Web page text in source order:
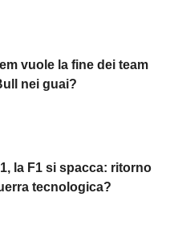
vuole la fine dei team
nei guai?
la F1 si spacca: ritorno
tecnologica?